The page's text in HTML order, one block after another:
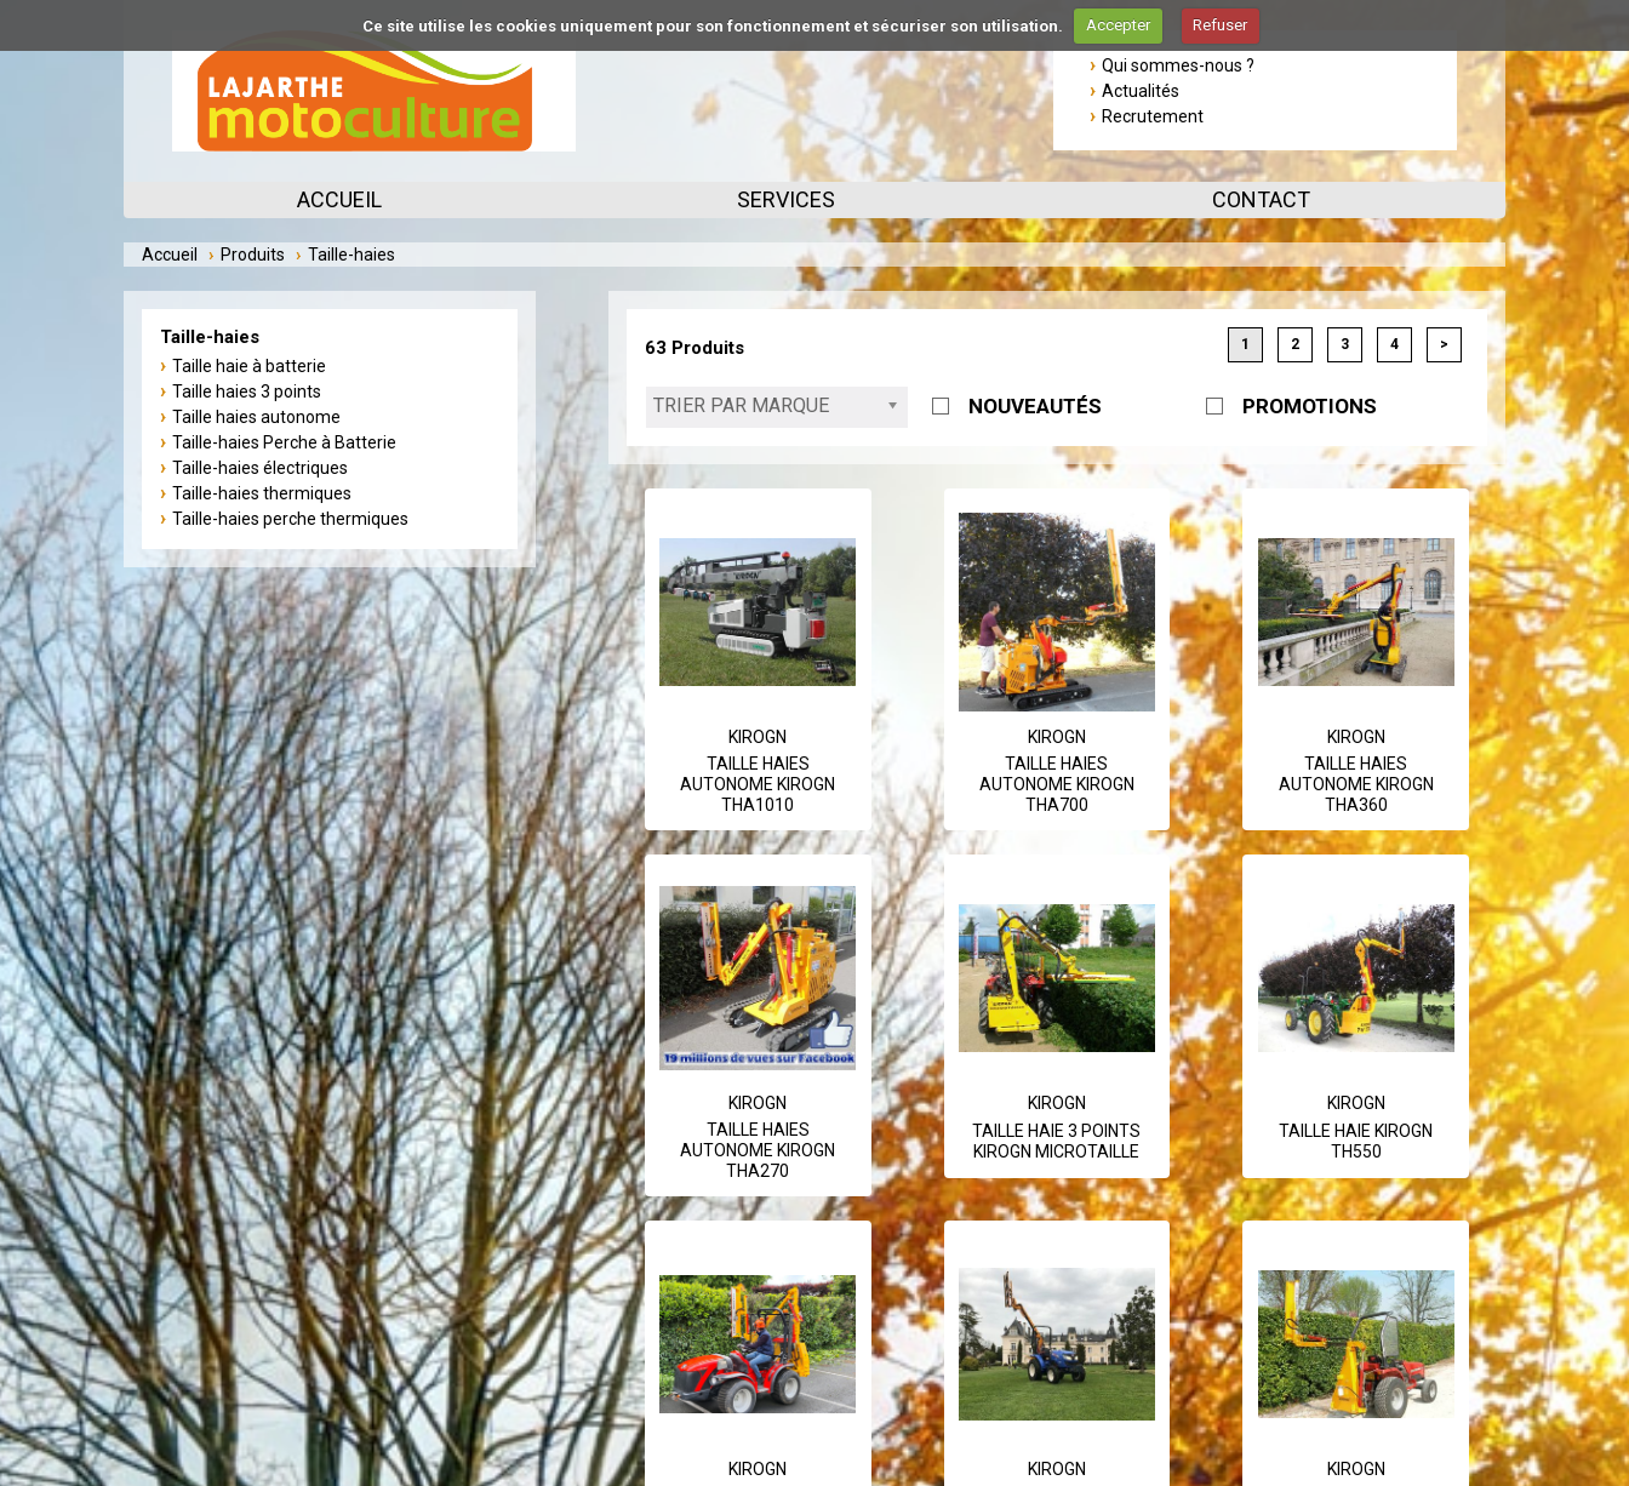
Ce site utilise les cookies uniquement pour son fonctionnement et sécuriser son utilisation. Accepter Refuser
Qui sommes-nous ?
Actualités
Recrutement
ACCUEIL SERVICES CONTACT
Accueil Produits Taille-haies
63 Produits 1 2 3 4 >
TRIER PAR MARQUE NOUVEAUTÉS PROMOTIONS
KIROGN
TAILLE HAIES
AUTONOME KIROGN
THA1010
KIROGN
TAILLE HAIES
AUTONOME KIROGN
THA700
KIROGN
TAILLE HAIES
AUTONOME KIROGN
THA360
KIROGN
TAILLE HAIES
AUTONOME KIROGN
THA270
KIROGN
TAILLE HAIE 3 POINTS
KIROGN MICROTAILLE
KIROGN
TAILLE HAIE KIROGN
TH550
KIROGN
KIROGN
KIROGN
Taille-haies
Taille haie à batterie
Taille haies 3 points
Taille haies autonome
Taille-haies Perche à Batterie
Taille-haies électriques
Taille-haies thermiques
Taille-haies perche thermiques